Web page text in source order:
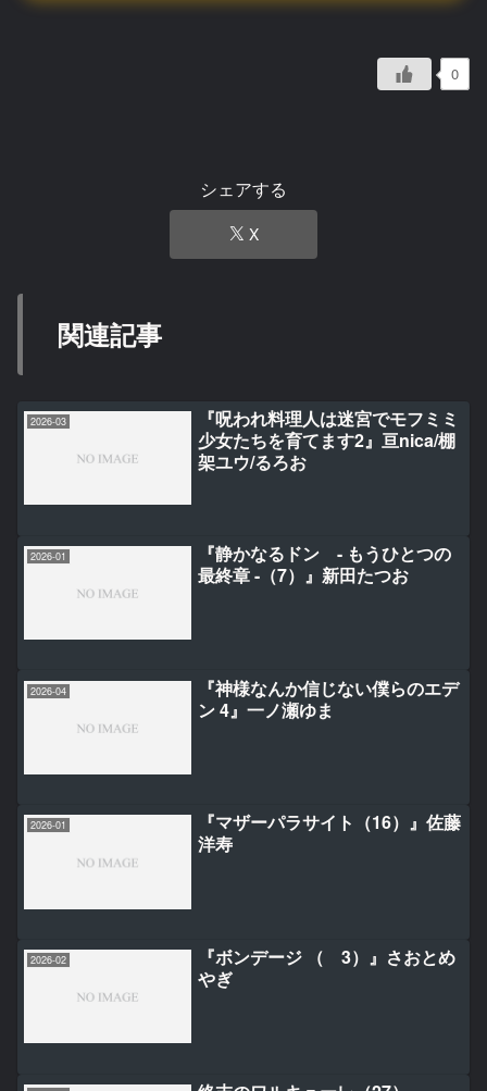
0
シェアする
X
関連記事
2026-03
『呪われ料理人は迷宮でモフミミ
少女たちを育てます2』亘nica/棚
架ユウ/るろお
2026-01
『静かなるドン - もうひとつの
最終章 -（7）』新田たつお
2026-04
『神様なんか信じない僕らのエデ
ン 4』一ノ瀬ゆま
2026-01
『マザーパラサイト（16）』佐藤
洋寿
2026-02
『ボンデージ （ 3）』さおとめ
やぎ